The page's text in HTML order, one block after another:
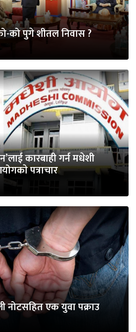
को पुगे शीतल निवास ?
कारबाही गर्न मधेशी
पत्राचार
एक युवा पक्राउ